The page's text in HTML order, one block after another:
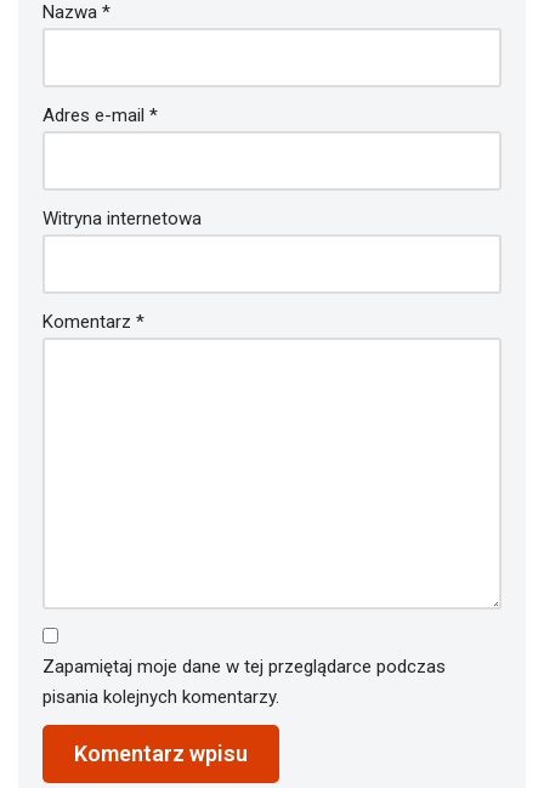
Nazwa *
Adres e-mail *
Witryna internetowa
Komentarz *
Zapamiętaj moje dane w tej przeglądarce podczas
pisania kolejnych komentarzy.